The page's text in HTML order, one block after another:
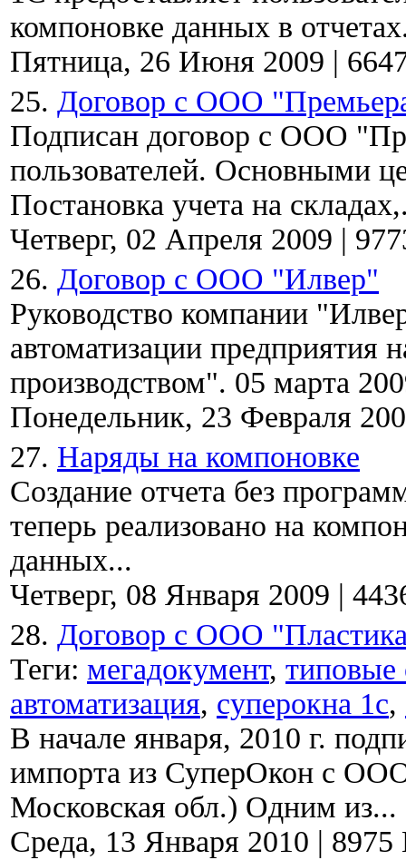
компоновке данных в
Пятница, 26 Июня 2009 |
25. Договор с ООО
Подписан договор с ООО
пользователей. Основными
Постановка учета на
Четверг, 02 Апреля 2009 |
26. Договор с ООО "Илвер"
Руководство компании
автоматизации предприятия
производством". 05 марта
Понедельник, 23 Февраля
27. Наряды на компоновке
Создание отчета без
теперь реализовано на
данных...
Четверг, 08 Января 2009 |
28. Договор с ООО
Теги: мегадокумент,
автоматизация, суперокна 1с,
В начале января, 2010 г.
импорта из СуперОкон с
Московская обл.) Одним из...
Среда, 13 Января 2010 | 8975